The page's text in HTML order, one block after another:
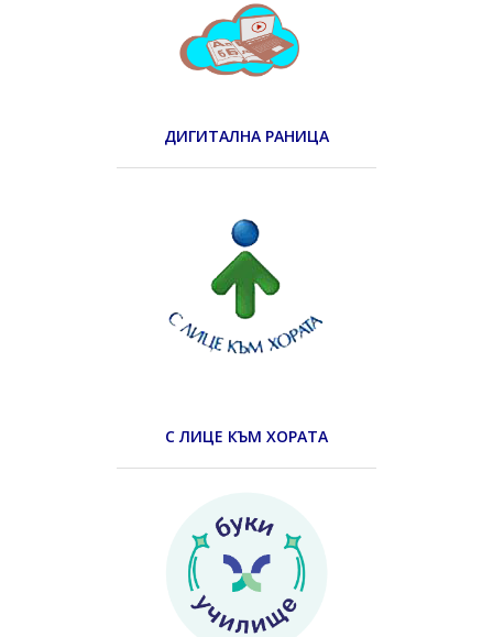
ДИГИТАЛНА РАНИЦА
С ЛИЦЕ КЪМ ХОРАТА